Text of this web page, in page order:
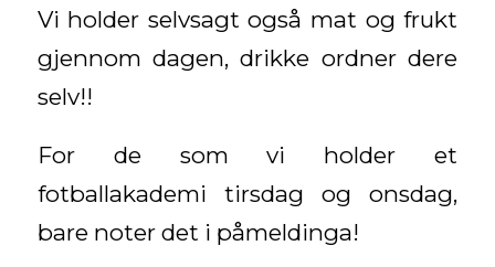
Vi holder selvsagt også mat og frukt
gjennom dagen, drikke ordner dere
selv!!
For de som vi holder et
fotballakademi tirsdag og onsdag,
bare noter det i påmeldinga!